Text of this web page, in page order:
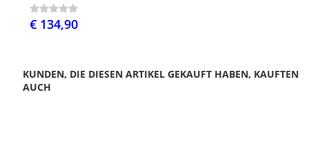
€ 134,90
KUNDEN, DIE DIESEN ARTIKEL GEKAUFT HABEN, KAUFTEN
AUCH